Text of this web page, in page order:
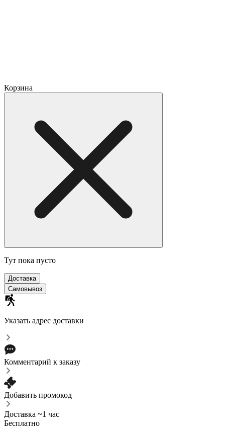
Корзина
Тут пока пусто
Доставка
Самовывоз
Указать адрес доставки
Комментарий к заказу
Добавить промокод
Доставка ~1 час
Бесплатно